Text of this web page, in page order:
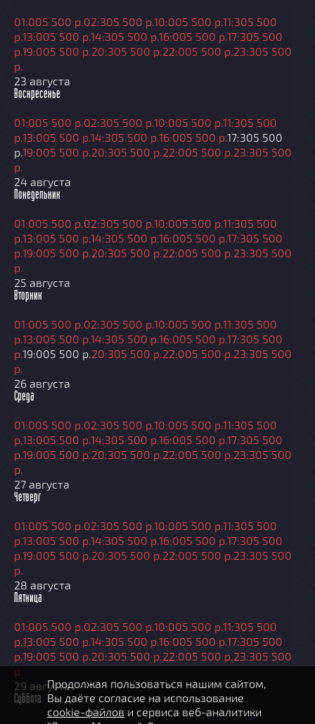
01:005 500 р.02:305 500 р.10:005 500 р.11:305 500
р.13:005 500 р.14:305 500 р.16:005 500 р.17:305 500
р.19:005 500 р.20:305 500 р.22:005 500 р.23:305 500
р.
23 августа
Воскресенье
01:005 500 р.02:305 500 р.10:005 500 р.11:305 500
р.13:005 500 р.14:305 500 р.16:005 500 р.17:305 500
р.19:005 500 р.20:305 500 р.22:005 500 р.23:305 500
р.
24 августа
Понедельник
01:005 500 р.02:305 500 р.10:005 500 р.11:305 500
р.13:005 500 р.14:305 500 р.16:005 500 р.17:305 500
р.19:005 500 р.20:305 500 р.22:005 500 р.23:305 500
р.
25 августа
Вторник
01:005 500 р.02:305 500 р.10:005 500 р.11:305 500
р.13:005 500 р.14:305 500 р.16:005 500 р.17:305 500
р.19:005 500 р.20:305 500 р.22:005 500 р.23:305 500
р.
26 августа
Среда
01:005 500 р.02:305 500 р.10:005 500 р.11:305 500
р.13:005 500 р.14:305 500 р.16:005 500 р.17:305 500
р.19:005 500 р.20:305 500 р.22:005 500 р.23:305 500
р.
27 августа
Четверг
01:005 500 р.02:305 500 р.10:005 500 р.11:305 500
р.13:005 500 р.14:305 500 р.16:005 500 р.17:305 500
р.19:005 500 р.20:305 500 р.22:005 500 р.23:305 500
р.
28 августа
Пятница
01:005 500 р.02:305 500 р.10:005 500 р.11:305 500
р.13:005 500 р.14:305 500 р.16:005 500 р.17:305 500
р.19:005 500 р.20:305 500 р.22:005 500 р.23:305 500
р.
29 августа
Суббота
Продолжая пользоваться нашим сайтом,
Вы даёте согласие на использование
cookie-файлов и сервиса веб-аналитики